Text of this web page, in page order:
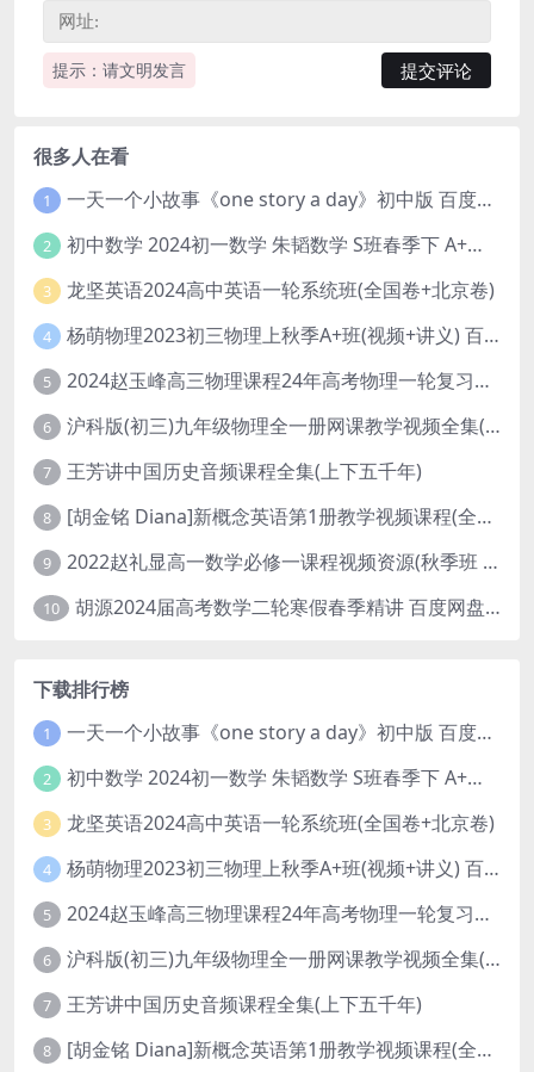
提示：请文明发言
很多人在看
1 一天一个小故事《one story a day》初中版 百度网盘分享下载
2 初中数学 2024初一数学 朱韬数学 S班春季下 A+班春季下 百度云网盘
3 龙坚英语2024高中英语一轮系统班(全国卷+北京卷)
4 杨萌物理2023初三物理上秋季A+班(视频+讲义) 百度网盘分享
5 2024赵玉峰高三物理课程24年高考物理一轮复习网课教程
6 沪科版(初三)九年级物理全一册网课教学视频全集(录播版 杜春雨 66讲)
7 王芳讲中国历史音频课程全集(上下五千年)
8 [胡金铭 Diana]新概念英语第1册教学视频课程(全集 百度网盘下载)
9 2022赵礼显高一数学必修一课程视频资源(秋季班 含讲义)百度网盘云
10 胡源2024届高考数学二轮寒假春季精讲 百度网盘分享
下载排行榜
1 一天一个小故事《one story a day》初中版 百度网盘分享下载
2 初中数学 2024初一数学 朱韬数学 S班春季下 A+班春季下 百度云网盘
3 龙坚英语2024高中英语一轮系统班(全国卷+北京卷)
4 杨萌物理2023初三物理上秋季A+班(视频+讲义) 百度网盘分享
5 2024赵玉峰高三物理课程24年高考物理一轮复习网课教程
6 沪科版(初三)九年级物理全一册网课教学视频全集(录播版 杜春雨 66讲)
7 王芳讲中国历史音频课程全集(上下五千年)
8 [胡金铭 Diana]新概念英语第1册教学视频课程(全集 百度网盘下载)